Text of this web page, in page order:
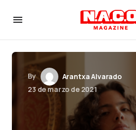
By
Arantxa Alvarado
23 de marzo de 2021